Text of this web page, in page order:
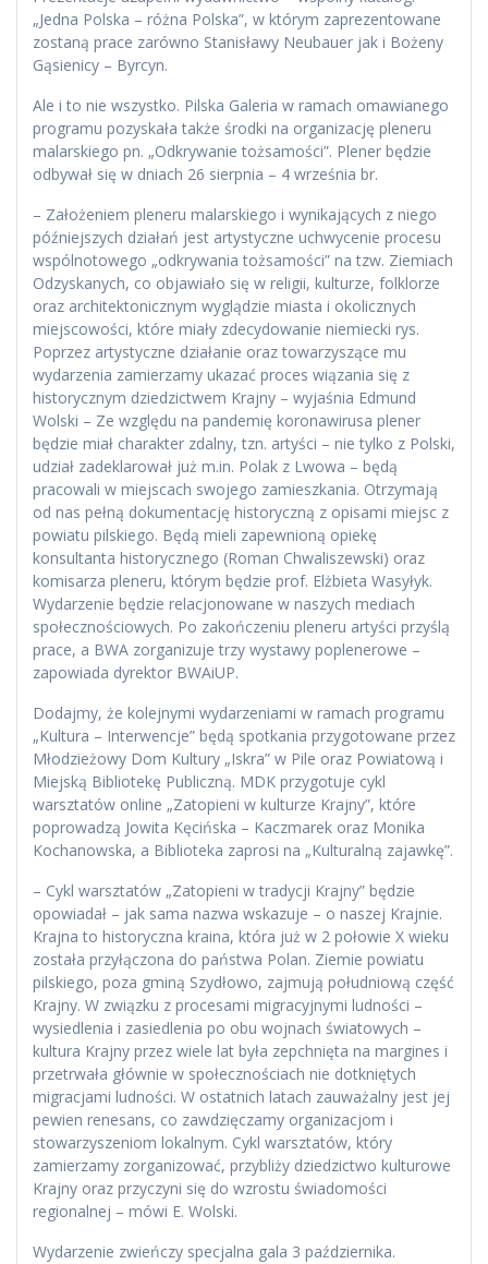
„Jedna Polska – różna Polska”, w którym zaprezentowane
zostaną prace zarówno Stanisławy Neubauer jak i Bożeny
Gąsienicy – Byrcyn.
Ale i to nie wszystko. Pilska Galeria w ramach omawianego
programu pozyskała także środki na organizację pleneru
malarskiego pn. „Odkrywanie tożsamości”. Plener będzie
odbywał się w dniach 26 sierpnia – 4 września br.
– Założeniem pleneru malarskiego i wynikających z niego
późniejszych działań jest artystyczne uchwycenie procesu
wspólnotowego „odkrywania tożsamości” na tzw. Ziemiach
Odzyskanych, co objawiało się w religii, kulturze, folklorze
oraz architektonicznym wyglądzie miasta i okolicznych
miejscowości, które miały zdecydowanie niemiecki rys.
Poprzez artystyczne działanie oraz towarzyszące mu
wydarzenia zamierzamy ukazać proces wiązania się z
historycznym dziedzictwem Krajny – wyjaśnia Edmund
Wolski – Ze względu na pandemię koronawirusa plener
będzie miał charakter zdalny, tzn. artyści – nie tylko z Polski,
udział zadeklarował już m.in. Polak z Lwowa – będą
pracowali w miejscach swojego zamieszkania. Otrzymają
od nas pełną dokumentację historyczną z opisami miejsc z
powiatu pilskiego. Będą mieli zapewnioną opiekę
konsultanta historycznego (Roman Chwaliszewski) oraz
komisarza pleneru, którym będzie prof. Elżbieta Wasyłyk.
Wydarzenie będzie relacjonowane w naszych mediach
społecznościowych. Po zakończeniu pleneru artyści przyślą
prace, a BWA zorganizuje trzy wystawy poplenerowe –
zapowiada dyrektor BWAiUP.
Dodajmy, że kolejnymi wydarzeniami w ramach programu
„Kultura – Interwencje” będą spotkania przygotowane przez
Młodzieżowy Dom Kultury „Iskra” w Pile oraz Powiatową i
Miejską Bibliotekę Publiczną. MDK przygotuje cykl
warsztatów online „Zatopieni w kulturze Krajny”, które
poprowadzą Jowita Kęcińska – Kaczmarek oraz Monika
Kochanowska, a Biblioteka zaprosi na „Kulturalną zajawkę”.
– Cykl warsztatów „Zatopieni w tradycji Krajny” będzie
opowiadał – jak sama nazwa wskazuje – o naszej Krajnie.
Krajna to historyczna kraina, która już w 2 połowie X wieku
została przyłączona do państwa Polan. Ziemie powiatu
pilskiego, poza gminą Szydłowo, zajmują południową część
Krajny. W związku z procesami migracyjnymi ludności –
wysiedlenia i zasiedlenia po obu wojnach światowych –
kultura Krajny przez wiele lat była zepchnięta na margines i
przetrwała głównie w społecznościach nie dotkniętych
migracjami ludności. W ostatnich latach zauważalny jest jej
pewien renesans, co zawdzięczamy organizacjom i
stowarzyszeniom lokalnym. Cykl warsztatów, który
zamierzamy zorganizować, przybliży dziedzictwo kulturowe
Krajny oraz przyczyni się do wzrostu świadomości
regionalnej – mówi E. Wolski.
Wydarzenie zwieńczy specjalna gala 3 października.